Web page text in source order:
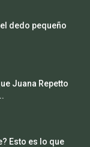
dedo pequeño
Juana Repetto
Esto es lo que